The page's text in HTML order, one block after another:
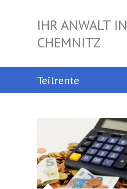
IHR ANWALT IN
CHEMNITZ
Teilrente